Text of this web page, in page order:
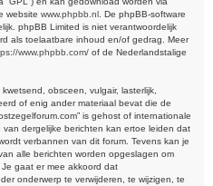
website www.phpbb.nl . De phpBB-software
phpBB Limited is niet verantwoordelijk
als toelaatbare inhoud en/of gedrag. Meer
www.phpbb.com/ of de Nederlandstalige
obsceen, vulgair, lasterlijk,
of enig ander materiaal bevat die de
is gehost of internationale
dergelijke berichten kan ertoe leiden dat
verbannen van dit forum. Tevens kan je
alle berichten worden opgeslagen om
gaat er mee akkoord dat
onderwerp te verwijderen, te wijzigen, te